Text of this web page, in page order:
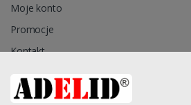
Moje konto
Promocje
Kontakt